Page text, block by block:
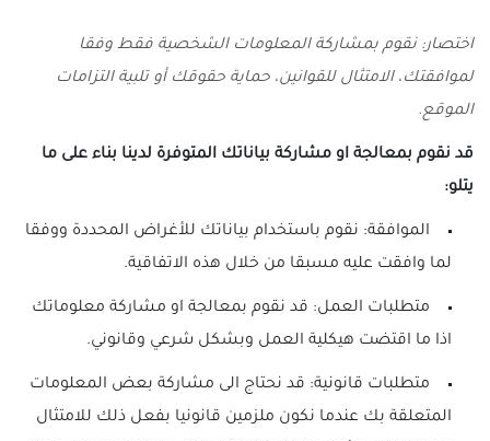
اختصار: نقوم بمشاركة المعلومات الشخصية فقط وفقا
لموافقتك، الامتثال للقوانين، حماية حقوقك أو تلبية التزامات
الموقع.
قد نقوم بمعالجة او مشاركة بياناتك المتوفرة لدينا بناء على ما
يتلو:
الموافقة: نقوم باستخدام بياناتك للأغراض المحددة ووفقا
لما وافقت عليه مسبقا من خلال هذه الاتفاقية.
متطلبات العمل: قد نقوم بمعالجة او مشاركة معلوماتك
اذا ما اقتضت هيكلية العمل وبشكل شرعي وقانوني.
متطلبات قانونية: قد نحتاج الى مشاركة بعض المعلومات
المتعلقة بك عندما نكون ملزمين قانونيا بفعل ذلك للامتثال